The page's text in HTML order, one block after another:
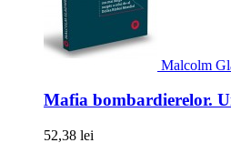
Malcolm
Mafia bombardierelor.
52,38 lei